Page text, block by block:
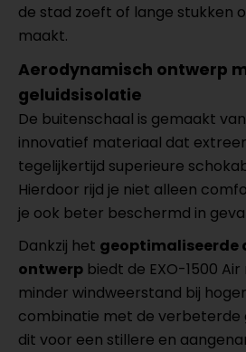
de stad zoeft of lange stukken
maakt.
Aerodynamisch ontwerp
geluidsisolatie
De buitenschaal is gemaakt van
innovatief materiaal dat
tegelijkertijd superieure
Hierdoor rijd je niet alleen
je ook beter beschermd in
Dankzij het geoptimaliseerde
ontwerp biedt de EXO-1500
minder windweerstand bij
combinatie met de verbeterde
dit voor een stillere en